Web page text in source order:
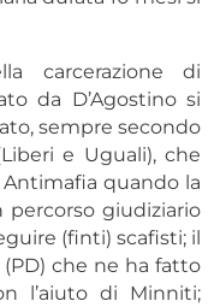
carcerazione di
da D’Agostino si
sempre secondo
e Uguali), che
quando la
percorso giudiziario
(finti) scafisti; il
che ne ha fatto
l’aiuto di Minniti;